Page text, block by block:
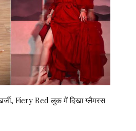
Fiery Red लुक में दिखा ग्लैमरस